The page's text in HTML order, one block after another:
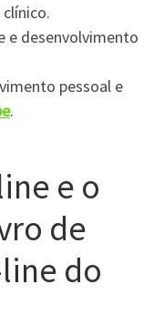
e desenvolvimento
pessoal e
.
e o
de
do